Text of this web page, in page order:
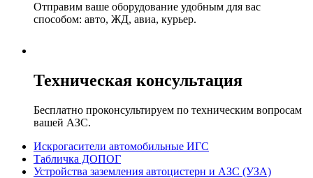
Отправим ваше оборудование удобным для вас
способом: авто, ЖД, авиа, курьер.
Техническая консультация
Бесплатно проконсультируем по техническим вопросам
вашей АЗС.
Искрогасители автомобильные ИГС
Табличка ДОПОГ
Устройства заземления автоцистерн и АЗС (УЗА)